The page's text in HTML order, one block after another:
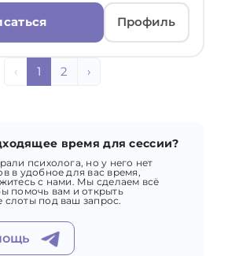
Профиль
‹ 1 2 ›
время для сессии?
психолога, но у него нет
в удобное для вас время,
с нами. Мы сделаем всё
помочь вам и открыть
слоты под ваш запрос.